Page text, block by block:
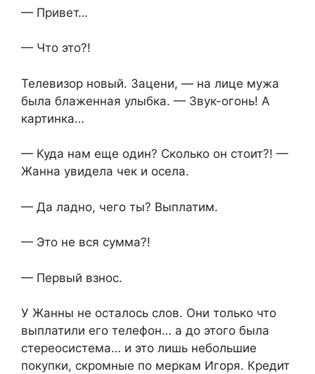
— Привет…
— Что это?!
Телевизор новый. Зацени, — на лице мужа
была блаженная улыбка. — Звук-огонь! А
картинка…
— Куда нам еще один? Сколько он стоит?! —
Жанна увидела чек и осела.
— Да ладно, чего ты? Выплатим.
— Это не вся сумма?!
— Первый взнос.
У Жанны не осталось слов. Они только что
выплатили его телефон… а до этого была
стереосистема… и это лишь небольшие
покупки, скромные по меркам Игоря. Кредит